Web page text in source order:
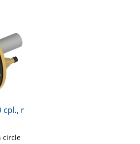
cpl., r
circle